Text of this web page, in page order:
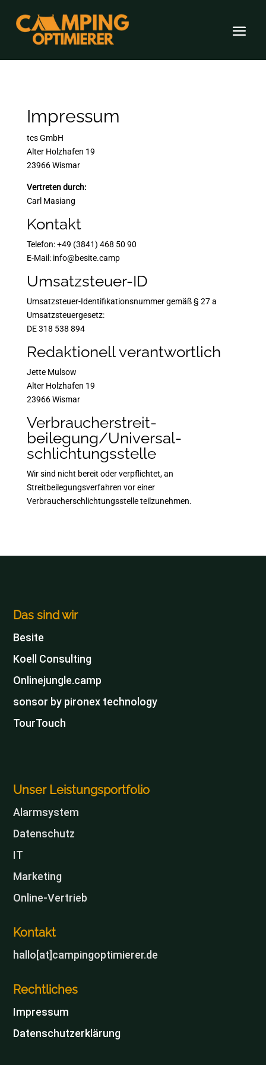
Impressum
tcs GmbH
Alter Holzhafen 19
23966 Wismar
Vertreten durch:
Carl Masiang
Kontakt
Telefon: +49 (3841) 468 50 90
E-Mail: info@besite.camp
Umsatzsteuer-ID
Umsatzsteuer-Identifikationsnummer gemäß § 27 a
Umsatzsteuergesetz:
DE 318 538 894
Redaktionell verantwortlich
Jette Mulsow
Alter Holzhafen 19
23966 Wismar
Verbraucher­streit­
beilegung/Universal­
schlichtungs­stelle
Wir sind nicht bereit oder verpflichtet, an
Streitbeilegungsverfahren vor einer
Verbraucherschlichtungsstelle teilzunehmen.
Das sind wir
Besite
Koell Consulting
Onlinejungle.camp
sonsor by pironex technology
TourTouch
Unser Leistungsportfolio
Alarmsystem
Datenschutz
IT
Marketing
Online-Vertrieb
Kontakt
hallo[at]campingoptimierer.de
Rechtliches
Impressum
Datenschutzerklärung